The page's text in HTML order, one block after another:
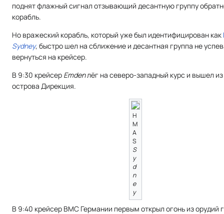
поднят флажный сигнал отзывающий десантную группу
корабль.
Но вражеский корабль, который уже был идентифицирован как
Sydney, быстро шел на сближение и десантная группа не
вернуться на крейсер.
В 9:30 крейсер Emdenлёг на северо-западный курс и вышел из
острова Дирекция.
H
M
A
S
S
y
d
n
e
y
В 9:40 крейсер ВМС Германии первым открыл огонь из орудий